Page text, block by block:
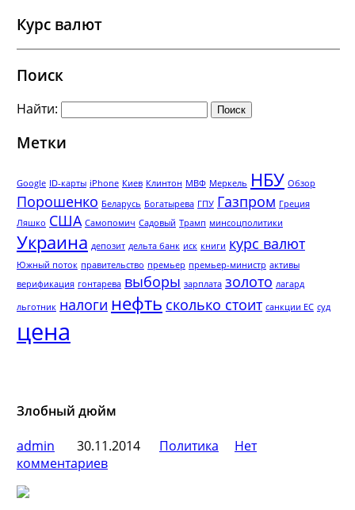
Курс валют
Поиск
Найти:
Метки
Google ID-карты iPhone Киев Клинтон МВФ Меркель НБУ Обзор
Порошенко Беларусь Богатырева ГПУ Газпром Греция
Ляшко США Самопомич Садовый Трамп минсоцполитики
Украина депозит дельта банк иск книги курс валют
Южный поток правительство премьер премьер-министр активы
верификация гонтарева выборы зарплата золото лагард
льготник налоги нефть сколько стоит санкции ЕС суд
цена
Злобный дюйм
admin
30.11.2014 Политика
Нет
комментариев